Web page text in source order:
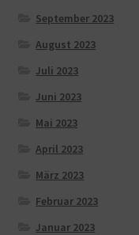
September 2023
August 2023
Juli 2023
Juni 2023
Mai 2023
April 2023
März 2023
Februar 2023
Januar 2023